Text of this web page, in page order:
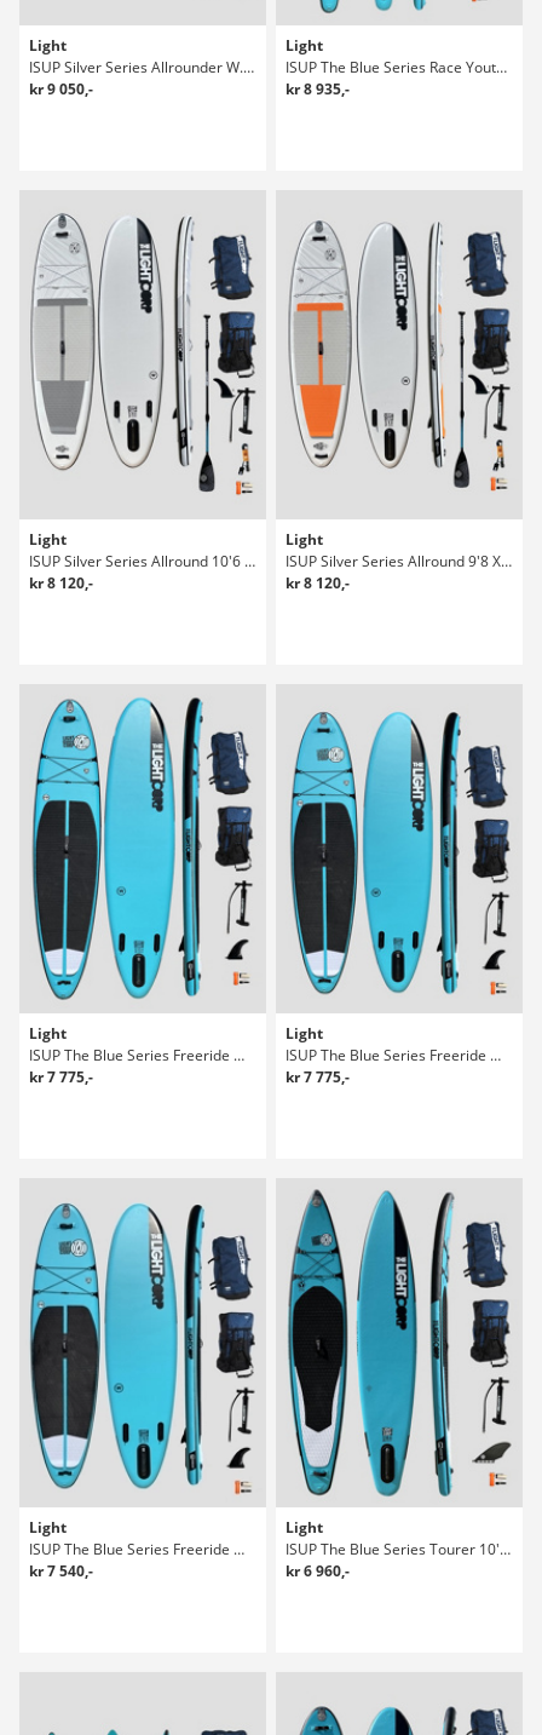
Light
ISUP Silver Series Allrounder W. 10'6 X SUP Set
kr 9 050,-
Light
ISUP The Blue Series Race Youth 12'6 X 2 Sup Bräda
kr 8 935,-
Light
ISUP Silver Series Allround 10'6 X 32" SUP Set
kr 8 120,-
Light
ISUP Silver Series Allround 9'8 X 32" SUP Set
kr 8 120,-
Light
ISUP The Blue Series Freeride Wide 12'4 Sup Bräda
kr 7 775,-
Light
ISUP The Blue Series Freeride Wide 11'8 Sup Bräda
kr 7 775,-
Light
ISUP The Blue Series Freeride Wide 10'10 Sup Bräda
kr 7 540,-
Light
ISUP The Blue Series Tourer 10'6 X 25" Sup Bräda
kr 6 960,-